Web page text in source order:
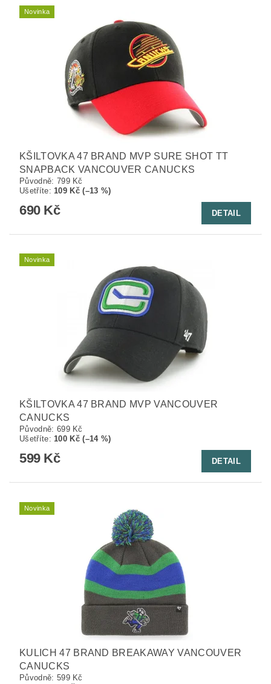
Novinka
KŠILTOVKA 47 BRAND MVP SURE SHOT TT
SNAPBACK VANCOUVER CANUCKS
Původně: 799 Kč
Ušetříte:109 Kč (–13 %)
690 Kč DETAIL
Novinka
KŠILTOVKA 47 BRAND MVP VANCOUVER
CANUCKS
Původně: 699 Kč
Ušetříte:100 Kč (–14 %)
599 Kč DETAIL
Novinka
KULICH 47 BRAND BREAKAWAY VANCOUVER
CANUCKS
Původně: 599 Kč